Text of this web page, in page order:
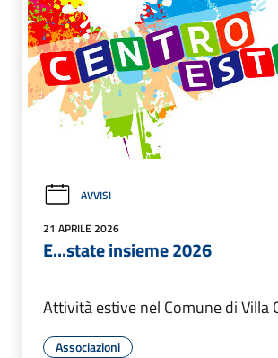
AVVISI
21 APRILE 2026
E...state insieme 2026
Attività estive nel Comune di Villa
Associazioni